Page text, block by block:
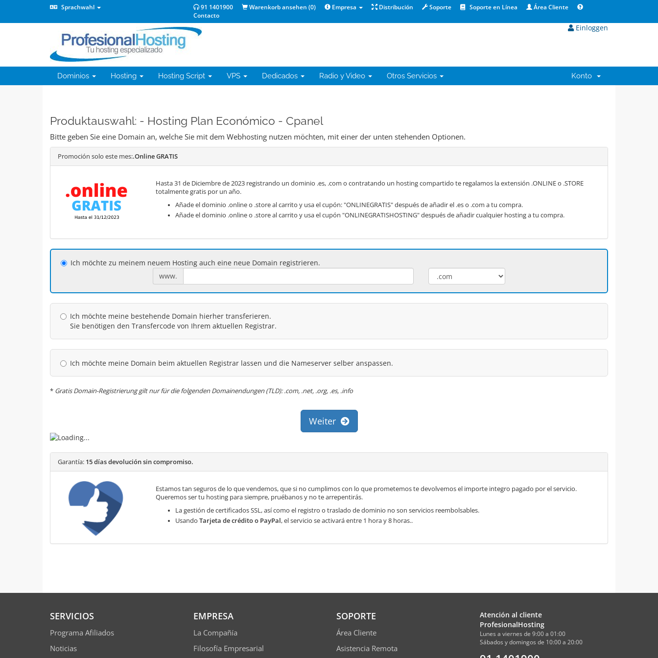
Sprachwahl 91 1401900 Warenkorb ansehen (0) Empresa Distribución Soporte Soporte en Línea
Área Cliente
Contacto
Einloggen
Dominios Hosting Hosting Script VPS Dedicados Radio y Video Otros Servicios Konto
Produktauswahl: - Hosting Plan Económico - Cpanel
Bitte geben Sie eine Domain an, welche Sie mit dem Webhosting nutzen möchten, mit einer der unten stehenden Optionen.
Promoción solo este mes:.Online GRATIS
Hasta 31 de Diciembre de 2023 registrando un dominio .es, .com o contratando un hosting compartido te regalamos la extensión .ONLINE o .STORE
totalmente gratis por un año.
Añade el dominio .online o .store al carrito y usa el cupón: "ONLINEGRATIS" después de añadir el .es o .com a tu compra.
Añade el dominio .online o .store al carrito y usa el cupón "ONLINEGRATISHOSTING" después de añadir cualquier hosting a tu compra.
Ich möchte zu meinem neuem Hosting auch eine neue Domain registrieren.
www.
Ich möchte meine bestehende Domain hierher transferieren.
Sie benötigen den Transfercode von Ihrem aktuellen Registrar.
Ich möchte meine Domain beim aktuellen Registrar lassen und die Nameserver selber anspassen.
* Gratis Domain-Registrierung gilt nur für die folgenden Domainendungen (TLD): .com, .net, .org, .es, .info
Weiter
Garantía: 15 días devolución sin compromiso.
Estamos tan seguros de lo que vendemos, que si no cumplimos con lo que prometemos te devolvemos el importe integro pagado por el servicio.
Queremos ser tu hosting para siempre, pruébanos y no te arrepentirás.
La gestión de certificados SSL, así como el registro o traslado de dominio no son servicios reembolsables.
Usando Tarjeta de crédito o PayPal, el servicio se activará entre 1 hora y 8 horas..
SERVICIOS
Programa Afiliados
Noticias
EMPRESA
La Compañía
Filosofía Empresarial
SOPORTE
Área Cliente
Asistencia Remota
Atención al cliente
ProfesionalHosting
Lunes a viernes de 9:00 a 01:00
Sábados y domingos de 10:00 a 20:00